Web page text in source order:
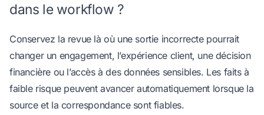
dans le workflow ?
Conservez la revue là où une sortie incorrecte pourrait
changer un engagement, l’expérience client, une décision
financière ou l’accès à des données sensibles. Les faits à
faible risque peuvent avancer automatiquement lorsque la
source et la correspondance sont fiables.